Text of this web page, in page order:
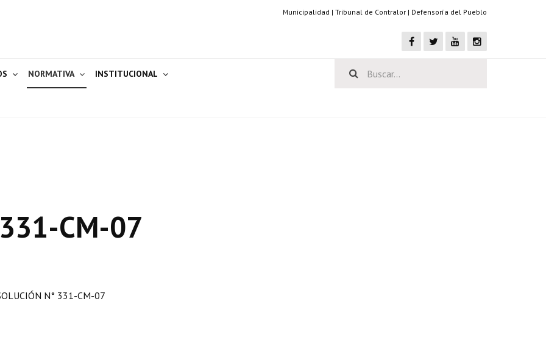
Municipalidad | Tribunal de Contralor | Defensoría del Pueblo
NORMATIVA INSTITUCIONAL
CM-07
N° 331-CM-07